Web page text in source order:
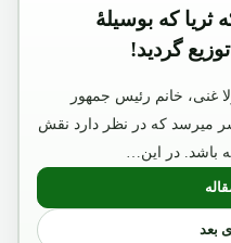
ثریا که بوسیلۀ
گردید!
غنی، خانم رئیس جمهور
میرسد که در نظر دارد نقش
باشد. در این…
تقلبی و تبلیغاتی ملکه ثریا که
بعد